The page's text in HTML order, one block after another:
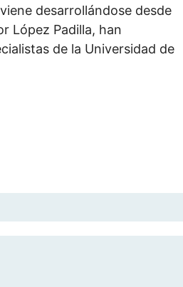
desarrollándose desde
López Padilla, han
de la Universidad de